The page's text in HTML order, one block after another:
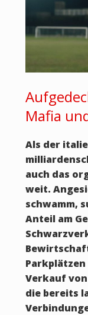
Mafia
Als der
auch das
weit.
schwamm,
Anteil am
Parkplätzen
Verkauf
die bereits